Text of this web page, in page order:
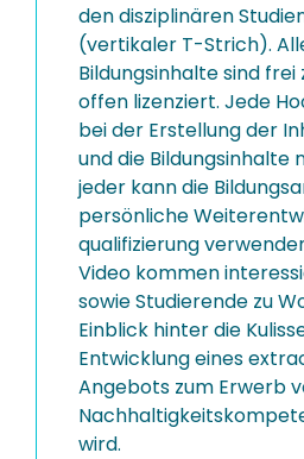
den disziplinären
(vertikaler T-Strich).
Bildungsinhalte sind frei
offen lizenziert. Jede
bei der Erstellung der
und die Bildungsinhalte
jeder kann die
persönliche
qualifizierung
Video kommen
sowie Studierende zu
Einblick hinter die
Entwicklung eines
Angebots zum Erwerb
wird.